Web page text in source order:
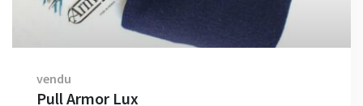
vendu
Pull Armor Lux